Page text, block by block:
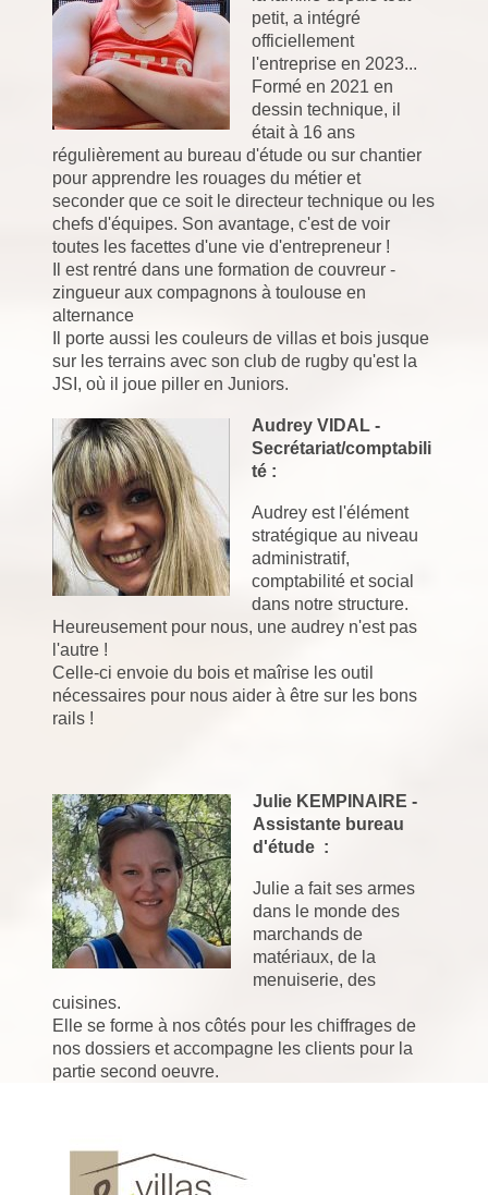
petit, a intégré
officiellement
l'entreprise en 2023...
Formé en 2021 en
dessin technique, il
était à 16 ans
régulièrement au bureau d'étude ou sur chantier
pour apprendre les rouages du métier et
seconder que ce soit le directeur technique ou les
chefs d'équipes. Son avantage, c'est de voir
toutes les facettes d'une vie d'entrepreneur !
Il est rentré dans une formation de couvreur -
zingueur aux compagnons à toulouse en
alternance
Il porte aussi les couleurs de villas et bois jusque
sur les terrains avec son club de rugby qu'est la
JSI, où il joue piller en Juniors.
Audrey VIDAL -
Secrétariat/comptabili
té :
Audrey est l'élément
stratégique au niveau
administratif,
comptabilité et social
dans notre structure.
Heureusement pour nous, une audrey n'est pas
l'autre !
Celle-ci envoie du bois et maîrise les outil
nécessaires pour nous aider à être sur les bons
rails !
Julie KEMPINAIRE -
Assistante bureau
d'étude :
Julie a fait ses armes
dans le monde des
marchands de
matériaux, de la
menuiserie, des
cuisines.
Elle se forme à nos côtés pour les chiffrages de
nos dossiers et accompagne les clients pour la
partie second oeuvre.